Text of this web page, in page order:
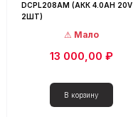
DCPL208AM (АКК 4.0AH 20V
2ШТ)
Мало
13 000,00 ₽